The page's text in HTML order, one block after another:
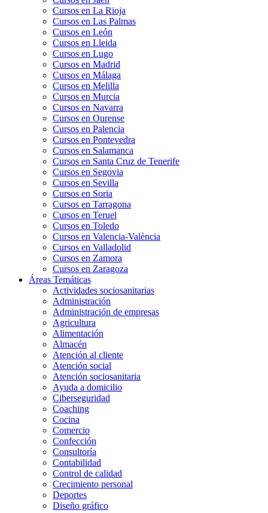
Cursos en La Rioja
Cursos en Las Palmas
Cursos en León
Cursos en Lleida
Cursos en Lugo
Cursos en Madrid
Cursos en Málaga
Cursos en Melilla
Cursos en Murcia
Cursos en Navarra
Cursos en Ourense
Cursos en Palencia
Cursos en Pontevedra
Cursos en Salamanca
Cursos en Santa Cruz de Tenerife
Cursos en Segovia
Cursos en Sevilla
Cursos en Soria
Cursos en Tarragona
Cursos en Teruel
Cursos en Toledo
Cursos en Valencia-València
Cursos en Valladolid
Cursos en Zamora
Cursos en Zaragoza
Áreas Temáticas
Actividades sociosanitarias
Administración
Administración de empresas
Agricultura
Alimentación
Almacén
Atención al cliente
Atención social
Atención sociosanitaria
Ayuda a domicilio
Ciberseguridad
Coaching
Cocina
Comercio
Confección
Consultoría
Contabilidad
Control de calidad
Crecimiento personal
Deportes
Diseño gráfico